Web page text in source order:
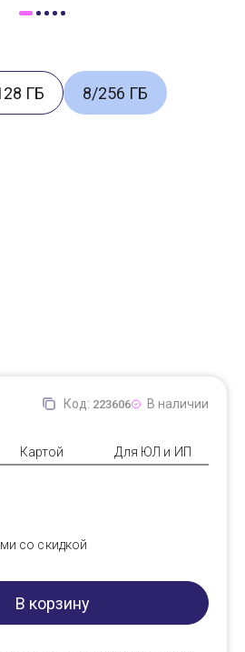
ГБ 8/256 ГБ
Код: 223606 В наличии
Картой Для ЮЛ и ИП
со скидкой
В корзину